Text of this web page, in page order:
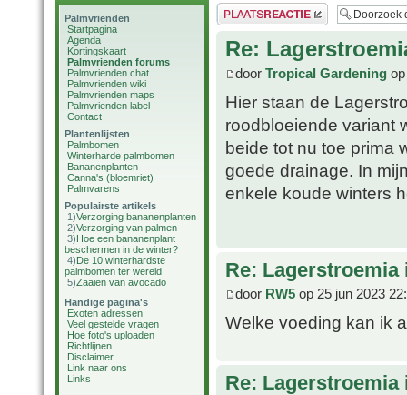
Palmvrienden
Startpagina
Agenda
Kortingskaart
Palmvrienden forums
Palmvrienden chat
Palmvrienden wiki
Palmvrienden maps
Palmvrienden label
Contact
Plantenlijsten
Palmbomen
Winterharde palmbomen
Bananenplanten
Canna's (bloemriet)
Palmvarens
Populairste artikels
1)Verzorging bananenplanten
2)Verzorging van palmen
3)Hoe een bananenplant
beschermen in de winter?
4)De 10 winterhardste
palmbomen ter wereld
5)Zaaien van avocado
Handige pagina's
Exoten adressen
Veel gestelde vragen
Hoe foto's uploaden
Richtlijnen
Disclaimer
Link naar ons
Links
Plaats een reactie
Re:
door Tropical Gardening
Hier staan de
roodbloeiende variant
beide tot nu toe prima
goede drainage. In
enkele koude winters
Re:
door RW5 op 25 jun 2023
Welke voeding kan ik
Re: